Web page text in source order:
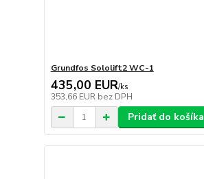
Grundfos Sololift2 WC-1
435,00 EUR/ks
353,66 EUR bez DPH
Pridať do košíka